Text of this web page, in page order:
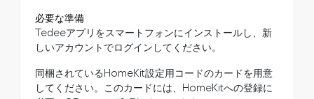
必要な準備
Tedeeアプリをスマートフォンにインストールし、新
しいアカウントでログインしてください。
同梱されているHomeKit設定用コードのカードを用意
してください。このカードには、HomeKitへの登録に